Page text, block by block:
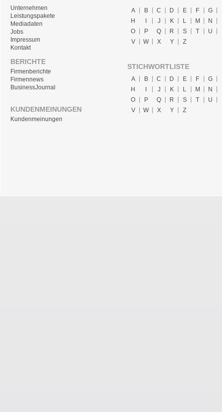
Unternehmen
Leistungspakete
Mediadaten
Jobs
Impressum
Kontakt
BERICHTE
Firmenberichte
Firmennews
BusinessJournal
KUNDENMEINUNGEN
Kundenmeinungen
A B C D E F
G
H
J K L M
N
O
P Q R S T
U
V
W X Y Z
STICHWORTLISTE
A B C D E F
G
H
J K L M
N
O
P Q R S T
U
V
W X Y Z